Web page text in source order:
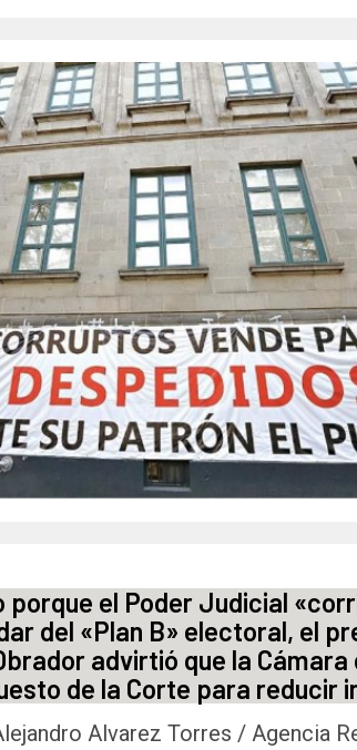
porque el Poder Judicial
del «Plan B» electoral, el
advirtió que la
de la Corte para reducir
Alvarez Torres / Agencia